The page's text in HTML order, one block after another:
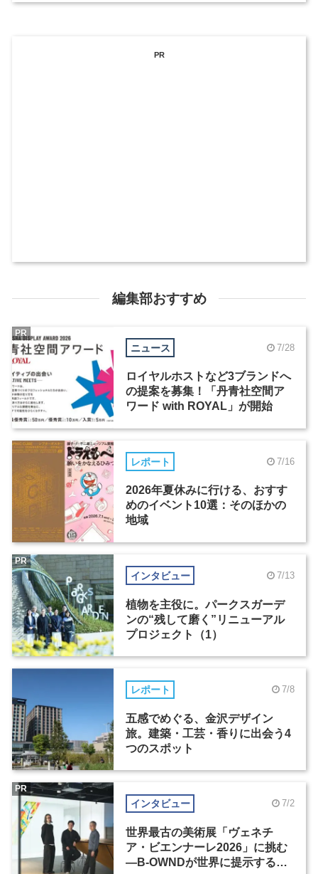
PR
編集部おすすめ
ニュース 7/28
ロイヤルホストなど3ブランドへ
の提案を募集！「丹青社空間ア
ワード with ROYAL」が開始
PR
レポート 7/16
2026年夏休みに行ける、おすす
めのイベント10選：そのほかの
地域
インタビュー 7/13
植物を主役に。パークスガーデ
ンの“残して磨く”リニューアル
プロジェクト（1）
PR
レポート 7/8
五感でめぐる、金沢デザイン
旅。建築・工芸・香りに出会う4
つのスポット
インタビュー 7/2
世界最古の美術展「ヴェネチ
ア・ビエンナーレ2026」に挑む
―B-OWNDが世界に提示する美
PR